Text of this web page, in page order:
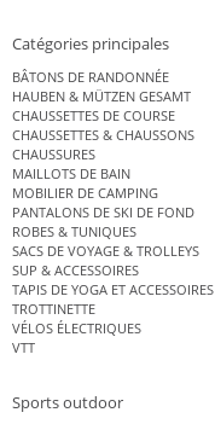
Catégories principales
BÂTONS DE RANDONNÉE
HAUBEN & MÜTZEN GESAMT
CHAUSSETTES DE COURSE
CHAUSSETTES & CHAUSSONS
CHAUSSURES
MAILLOTS DE BAIN
MOBILIER DE CAMPING
PANTALONS DE SKI DE FOND
ROBES & TUNIQUES
SACS DE VOYAGE & TROLLEYS
SUP & ACCESSOIRES
TAPIS DE YOGA ET ACCESSOIRES
TROTTINETTE
VÉLOS ÉLECTRIQUES
VTT
Sports outdoor